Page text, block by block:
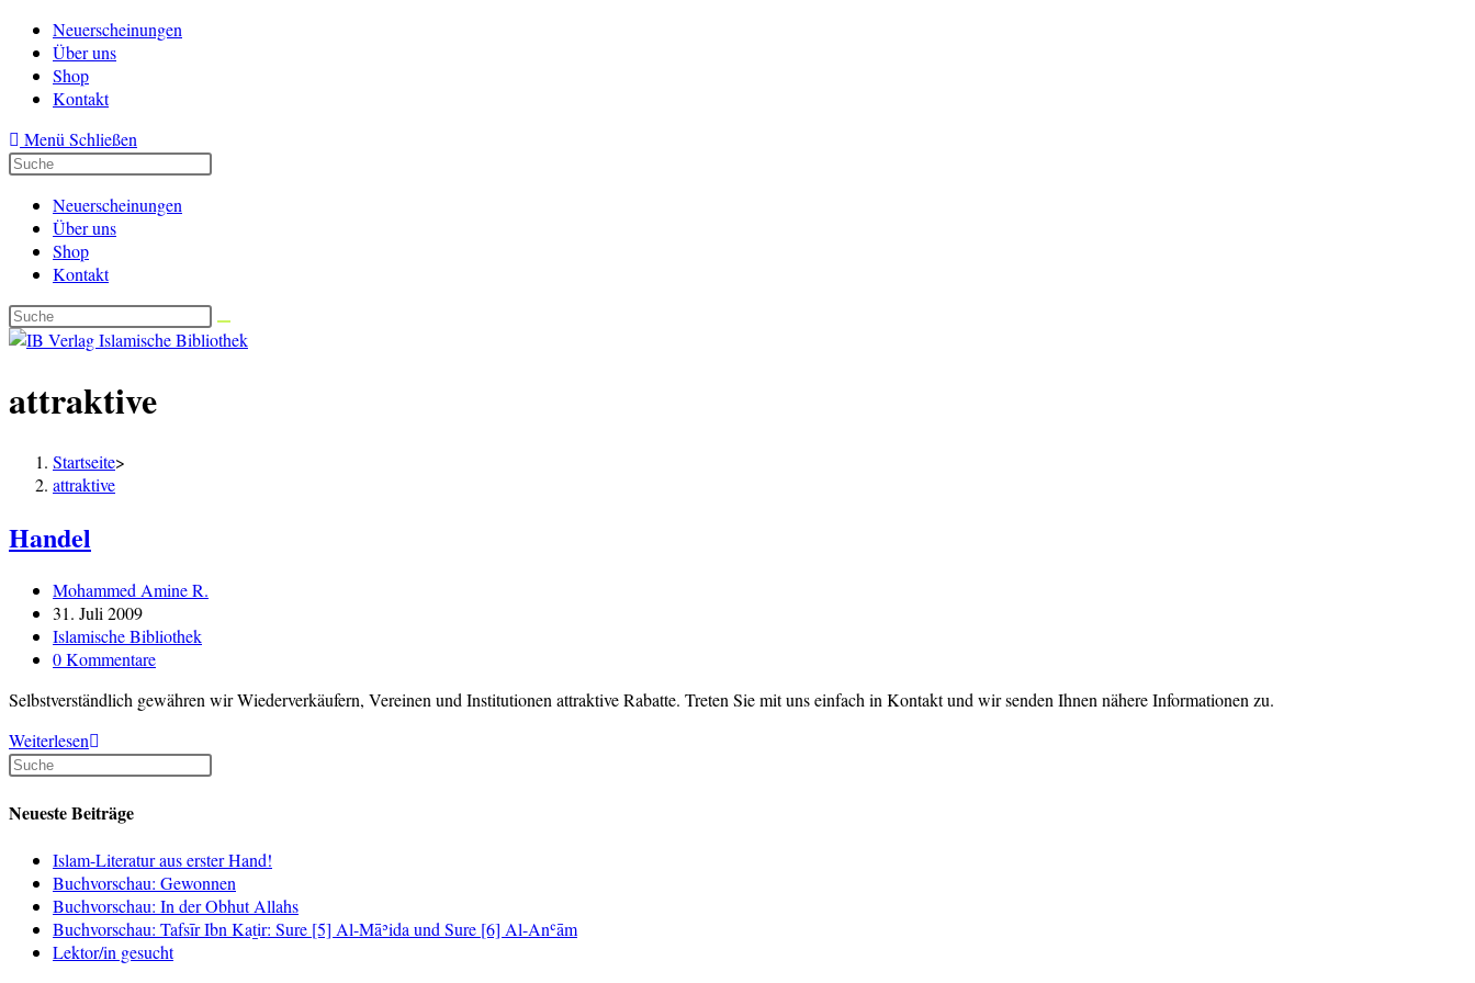
Zum
Inhalt
springen
Neuerscheinungen
Über uns
Shop
Kontakt
Menü Schließen
Neuerscheinungen
Über uns
Shop
Kontakt
attraktive
Startseite>
attraktive
Handel
Beitrags-
Autor:
Mohammed Amine R.
Beitrag
veröffentlicht:
31. Juli 2009
Beitrags-
Kategorie:
Islamische Bibliothek
Beitrags-
0 Kommentare
Selbstverständlich gewähren wir Wiederverkäufern, Vereinen und Institutionen attraktive Rabatte. Treten Sie mit uns einfach in Kontakt und wir senden Ihnen nähere Informationen zu.
WeiterlesenHandel
Neueste Beiträge
Islam-Literatur aus erster Hand!
Buchvorschau: Gewonnen
Buchvorschau: In der Obhut Allahs
Buchvorschau: Tafsīr Ibn Kaṯir: Sure [5] Al-Māʾida und Sure [6] Al-Anʿām
Lektor/in gesucht